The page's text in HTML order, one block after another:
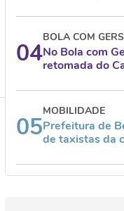
04
BOLA COM
No Bola com
retomada do
05
MOBILIDADE
Prefeitura de
de taxistas da